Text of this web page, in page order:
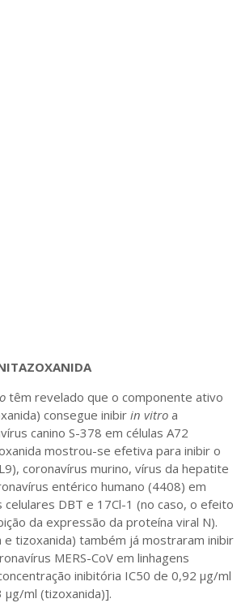
têm revelado que o componente ativo
consegue inibir in vitro a
canino S-378 em células A72
mostrou-se efetiva para inibir o
coronavírus murino, vírus da hepatite
entérico humano (4408) em
celulares DBT e 17Cl-1 (no caso, o efeito
da expressão da proteína viral N).
e tizoxanida) também já mostraram inibir
MERS-CoV em linhagens
inibitória IC50 de 0,92 μg/ml
μg/ml (tizoxanida)].